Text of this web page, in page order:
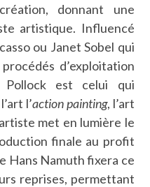
donnant une
artistique. Influencé
ou Janet Sobel qui
d’exploitation
Pollock est celui qui
l’action painting, l’art
met en lumière le
finale au profit
Hans Namuth fixera ce
reprises, permettant